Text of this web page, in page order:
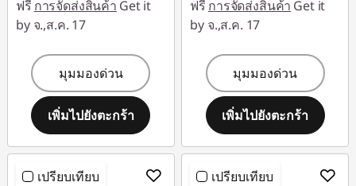
ฟรี การจัดส่งสินค้า Get it
by จ.,ส.ค. 17
มุมมองด่วน
เพิ่มไปยังตะกร้า
ฟรี การจัดส่งสินค้า Get it
by จ.,ส.ค. 17
มุมมองด่วน
เพิ่มไปยังตะกร้า
เปรียบเทียบ เปรียบเทียบ